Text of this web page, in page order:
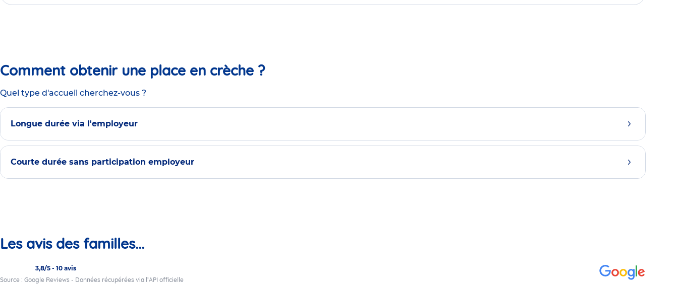
Comment obtenir une place en crèche ?
Quel type d'accueil cherchez-vous ?
Longue durée via l'employeur
Courte durée sans participation employeur
Les avis des familles...
3,8/5 - 10 avis
Source : Google Reviews - Données récupérées via l’API officielle